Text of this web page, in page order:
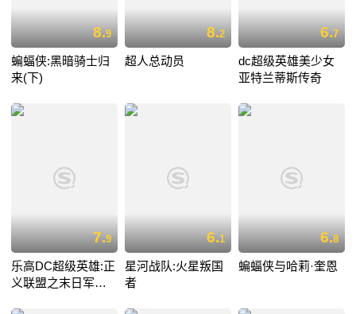
8.9
蝙蝠侠:黑暗骑士归
来(下)
8.2
超人总动员
6.7
dc超级英雄美少女
亚特兰蒂斯传奇
7.9
乐高DC超级英雄:正
义联盟之末日军团
6.1
星河战队:火星叛国
者
6.8
蝙蝠侠与哈莉·奎恩